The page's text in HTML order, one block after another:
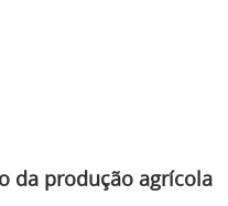
da produção agrícola